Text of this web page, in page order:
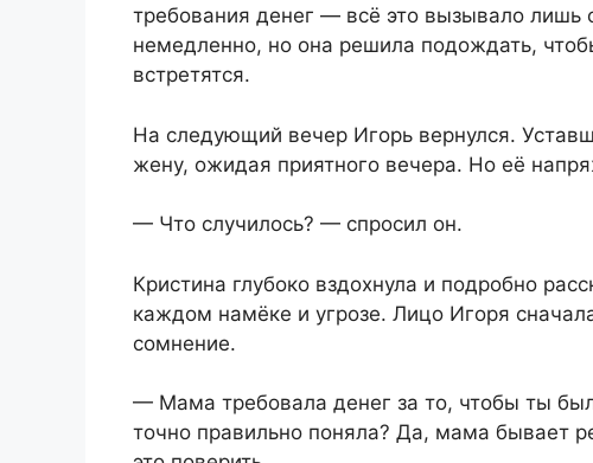
требования денег — всё это вызывало лишь
немедленно, но она решила подождать,
встретятся.
На следующий вечер Игорь вернулся.
жену, ожидая приятного вечера. Но её
— Что случилось? — спросил он.
Кристина глубоко вздохнула и подробно
каждом намёке и угрозе. Лицо Игоря
сомнение.
— Мама требовала денег за то, чтобы ты
точно правильно поняла? Да, мама бывает